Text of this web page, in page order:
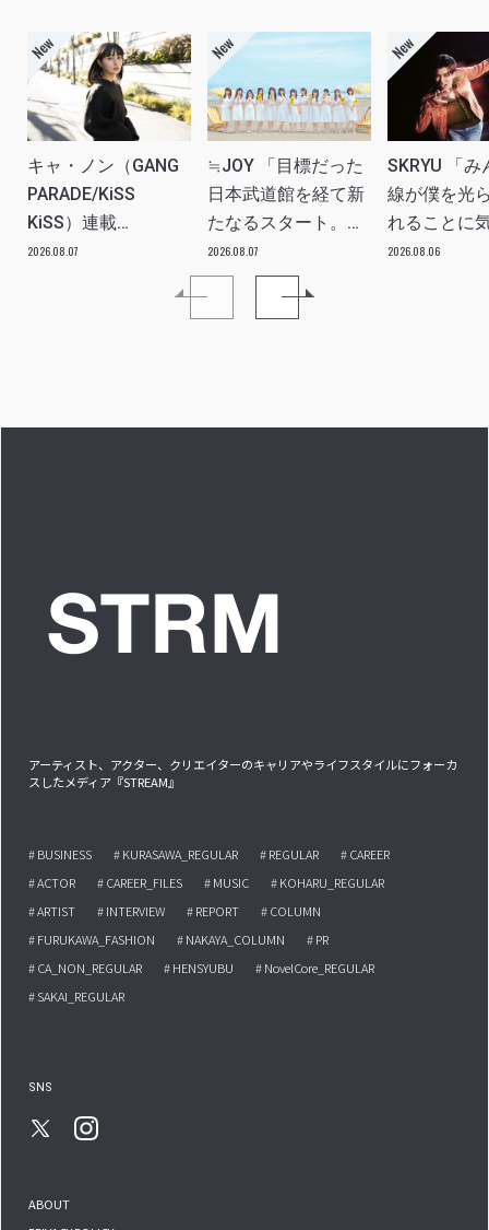
キャ・ノン（GANG
PARADE/KiSS
KiSS）連載
vol.113「読者からの
質問”のんちゃんはラ
2026.08.07
≒JOY 「目標だった
日本武道館を経て新
たなるスタート。
≒JOYにしかない魅
力を磨いていきた
2026.08.07
SKRYU 「み
線が僕を光
れることに
た」
2026.08.06
アーティスト、アクター、クリエイターのキャリアやライフスタイルにフォーカ
スしたメディア『STREAM』
# BUSINESS # KURASAWA_REGULAR # REGULAR
# CAREER
# ACTOR
# CAREER_FILES # MUSIC
# KOHARU_REGULAR
# ARTIST
# INTERVIEW # REPORT
# COLUMN
# FURUKAWA_FASHION
# NAKAYA_COLUMN
# PR
# CA_NON_REGULAR
# HENSYUBU
# NovelCore_REGULAR
# SAKAI_REGULAR
SNS
ABOUT